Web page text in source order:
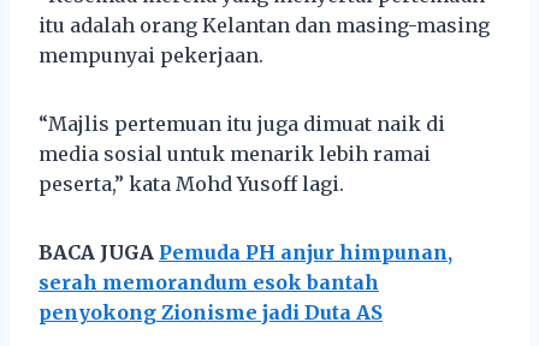
itu adalah orang Kelantan dan masing-masing
mempunyai pekerjaan.
“Majlis pertemuan itu juga dimuat naik di
media sosial untuk menarik lebih ramai
peserta,” kata Mohd Yusoff lagi.
BACA JUGA Pemuda PH anjur himpunan,
serah memorandum esok bantah
penyokong Zionisme jadi Duta AS